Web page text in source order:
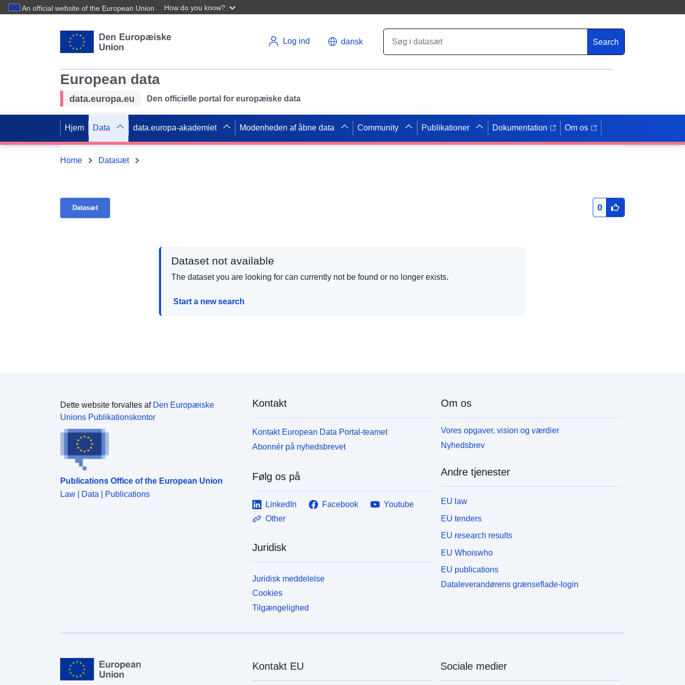
An official website of the European Union How do you know?
Log ind dansk Search
European data
data.europa.eu Den officielle portal for europæiske data
Hjem Data data.europa-akademiet Modenheden af åbne data Community Publikationer Dokumentation Om os
Home Datasæt
Datasæt 0
Dataset not available
The dataset you are looking for can currently not be found or no longer exists.
Start a new search
Dette website forvaltes af Den Europæiske
Unions Publikationskontor
Publications Office of the European Union
Law | Data | Publications
Kontakt
Kontakt European Data Portal-teamet
Abonnér på nyhedsbrevet
Følg os på
LinkedIn Facebook
Youtube
Other
Juridisk
Juridisk meddelelse
Cookies
Tilgængelighed
Om os
Vores opgaver, vision og værdier
Nyhedsbrev
Andre tjenester
EU law
EU tenders
EU research results
EU Whoiswho
EU publications
Dataleverandørens grænseflade-login
Kontakt EU Sociale medier